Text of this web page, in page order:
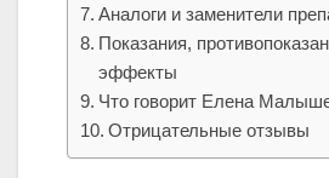
Аналоги и заменители
Показания,
эффекты
Что говорит Елена
Отрицательные отзывы